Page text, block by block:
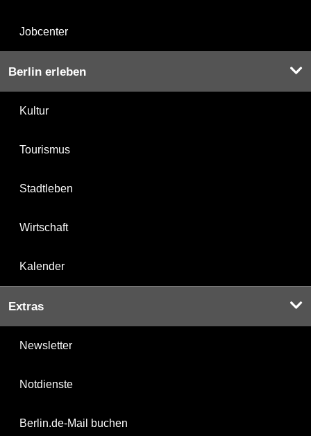
Jobcenter
Berlin erleben
Kultur
Tourismus
Stadtleben
Wirtschaft
Kalender
Extras
Newsletter
Notdienste
Berlin.de-Mail buchen